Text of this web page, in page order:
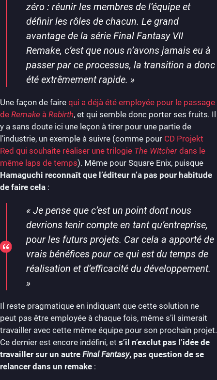
zéro : réunir les membres de l’équipe et
définir les rôles de chacun. Le grand
avantage de la série Final Fantasy VII
Remake, c’est que nous n’avons jamais eu à
passer par ce processus, la transition a donc
été extrêmement rapide. »
Une façon de faire qui a déjà été employée pour le passage
de Remake à Rebirth, et qui semble donc porter ses fruits. Il
y a sans doute ici une leçon à tirer pour une partie de
l’industrie, un exemple à suivre (comme pour CD Projekt
Red qui souhaite réaliser une trilogie The Witcher dans le
même laps de temps). Même pour Square Enix, puisque
Hamaguchi reconnaît que l’éditeur n’a pas pour habitude
de faire cela :
« Je pense que c’est un point dont nous
devrions tenir compte en tant qu’entreprise,
pour les futurs projets. Car cela a apporté de
vrais bénéfices pour ce qui est du temps de
réalisation et d’efficacité du développement.
»
Il reste pragmatique en indiquant que cette solution ne
peut pas être employée à chaque fois, même s’il aimerait
travailler avec cette même équipe pour son prochain projet.
Ce dernier est encore indéfini, et s’il n’exclut pas l’idée de
travailler sur un autre Final Fantasy, pas question de se
relancer dans un remake :